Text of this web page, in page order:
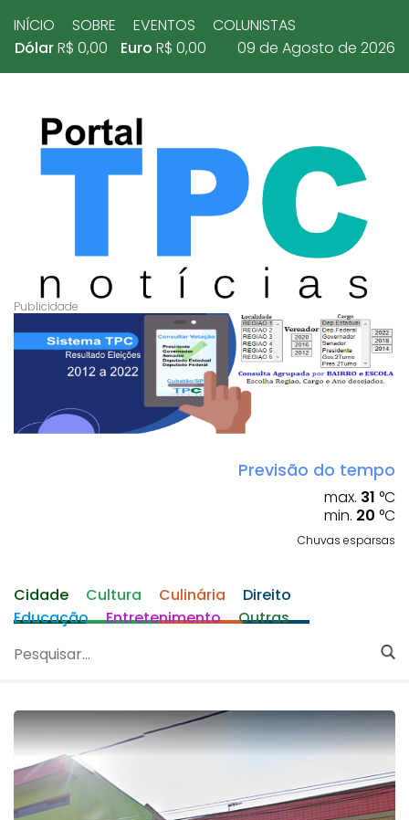
INÍCIO SOBRE EVENTOS
COLUNISTAS
DólarR$ 0,00 Euro R$ 0,00 09 de Agosto de 2026
Previsão do tempo
max. 31 °C
min. 20 °C
Chuvas esparsas
Cidade Cultura Culinária
Direito
Educação
Entretenimento Outras